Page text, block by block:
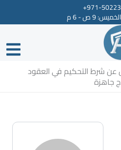
971-
9 ص - 6 م
عن شرط التحكيم في العقود
جاهزة